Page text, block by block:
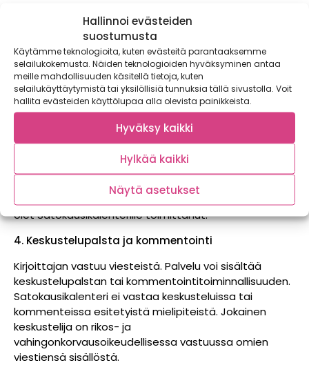
Hallinnoi evästeiden
suostumusta
Käytämme teknologioita, kuten evästeitä parantaaksemme
selailukokemusta. Näiden teknologioiden hyväksyminen antaa
meille mahdollisuuden käsitellä tietoja, kuten
selailukäyttäytymistä tai yksilöllisiä tunnuksia tällä sivustolla. Voit
hallita evästeiden käyttölupaa alla olevista painikkeista.
Hyväksy kaikki
Hylkää kaikki
Näytä asetukset
tekoälypohjaiseen tai muuhunkaan työkaluun tai
palveluun, joka varaa oikeuksia hyödyntää syötettyjä
sisältöjä omaan tai kolmansien käyttöön, esimerkiksi
työkalun kehittämis- tai koulutustarkoituksiin.
Käyttäjien materiaali. Satokausikalenterilla on oikeus
korvauksetta käyttää ja uudelleen julkaista tai
luovuttaa edelleen muunneltuna tai alkuperäisessä
asussaan joko kokonaan tai osittain ja/tai liitettynä
johonkin toiseen aineistoon Palvelun kautta Palvelun
julkisille alueille (kuten keskustelupalstat)
lähettämääsi aineistoa. Satokausikalenteri ei palauta
materiaalia, kuten esimerkiksi kuvia tai kirjoituksia, jotka
olet Satokausikalenterille toimittanut.
4. Keskustelupalsta ja kommentointi
Kirjoittajan vastuu viesteistä. Palvelu voi sisältää
keskustelupalstan tai kommentointitoiminnallisuuden.
Satokausikalenteri ei vastaa keskusteluissa tai
kommenteissa esitetyistä mielipiteistä. Jokainen
keskustelija on rikos- ja
vahingonkorvausoikeudellisessa vastuussa omien
viestiensä sisällöstä.